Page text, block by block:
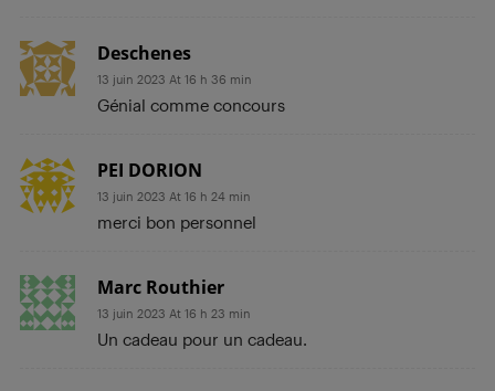
Deschenes
13 juin 2023 At 16 h 36 min
Génial comme concours
PEI DORION
13 juin 2023 At 16 h 24 min
merci bon personnel
Marc Routhier
13 juin 2023 At 16 h 23 min
Un cadeau pour un cadeau.